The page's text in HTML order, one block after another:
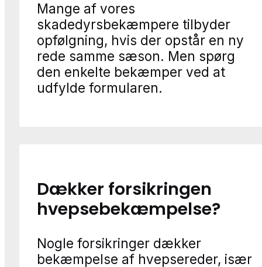
Mange af vores
skadedyrsbekæmpere tilbyder
opfølgning, hvis der opstår en ny
rede samme sæson. Men spørg
den enkelte bekæmper ved at
udfylde formularen.
Dækker forsikringen
hvepsebekæmpelse?
Nogle forsikringer dækker
bekæmpelse af hvepsereder, især